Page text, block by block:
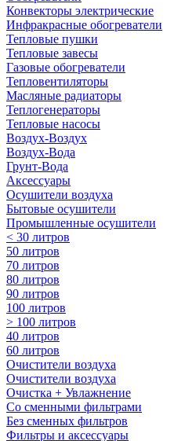
Конвекторы электрические
Инфракрасные обогреватели
Тепловые пушки
Тепловые завесы
Газовые обогреватели
Тепловентиляторы
Масляные радиаторы
Теплогенераторы
Тепловые насосы
Воздух-Воздух
Воздух-Вода
Грунт-Вода
Аксессуары
Осушители воздуха
Бытовые осушители
Промышленные осушители
< 30 литров
50 литров
70 литров
80 литров
90 литров
100 литров
> 100 литров
40 литров
60 литров
Очистители воздуха
Очистители воздуха
Очистка + Увлажнение
Cо сменными фильтрами
Без сменных фильтров
Фильтры и аксессуары